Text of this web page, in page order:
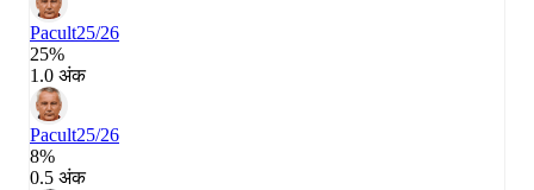
Pacult25/26
25%
1.0 अंक
Pacult25/26
8%
0.5 अंक